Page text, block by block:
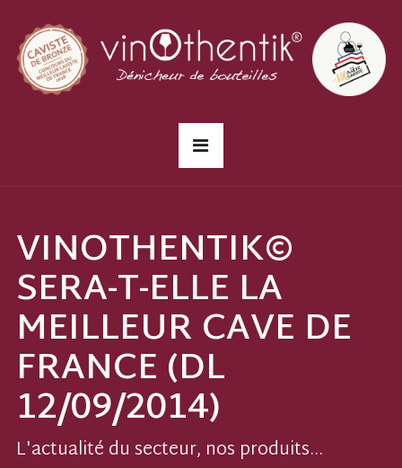
VINOTHENTIK©
SERA-T-ELLE LA
MEILLEUR CAVE DE
FRANCE (DL
12/09/2014)
L'actualité du secteur, nos produits...